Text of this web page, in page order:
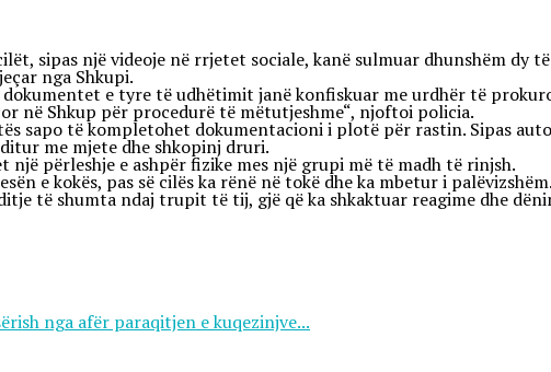
sipas një videoje në rrjetet sociale, kanë sulmuar dhunshëm dy
nga Shkupi.
e tyre të udhëtimit janë konfiskuar me urdhër të
në Shkup për procedurë të mëtutjeshme“, njoftoi policia.
sapo të kompletohet dokumentacioni i plotë për rastin. Sipas
me mjete dhe shkopinj druri.
përleshje e ashpër fizike mes një grupi më të madh të rinjsh.
e kokës, pas së cilës ka rënë në tokë dhe ka mbetur i palëvizshëm.
të shumta ndaj trupit të tij, gjë që ka shkaktuar reagime dhe
nga afër paraqitjen e kuqezinjve...